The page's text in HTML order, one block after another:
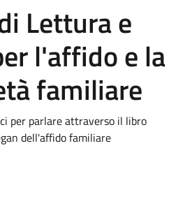
Lettura e
l'affido e la
familiare
per parlare attraverso il libro
dell'affido familiare